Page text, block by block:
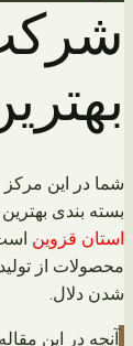
محتوا
شما در این
بسته بندی
استان قزوین
محصولات از
شدن دلال.
آنچه در این